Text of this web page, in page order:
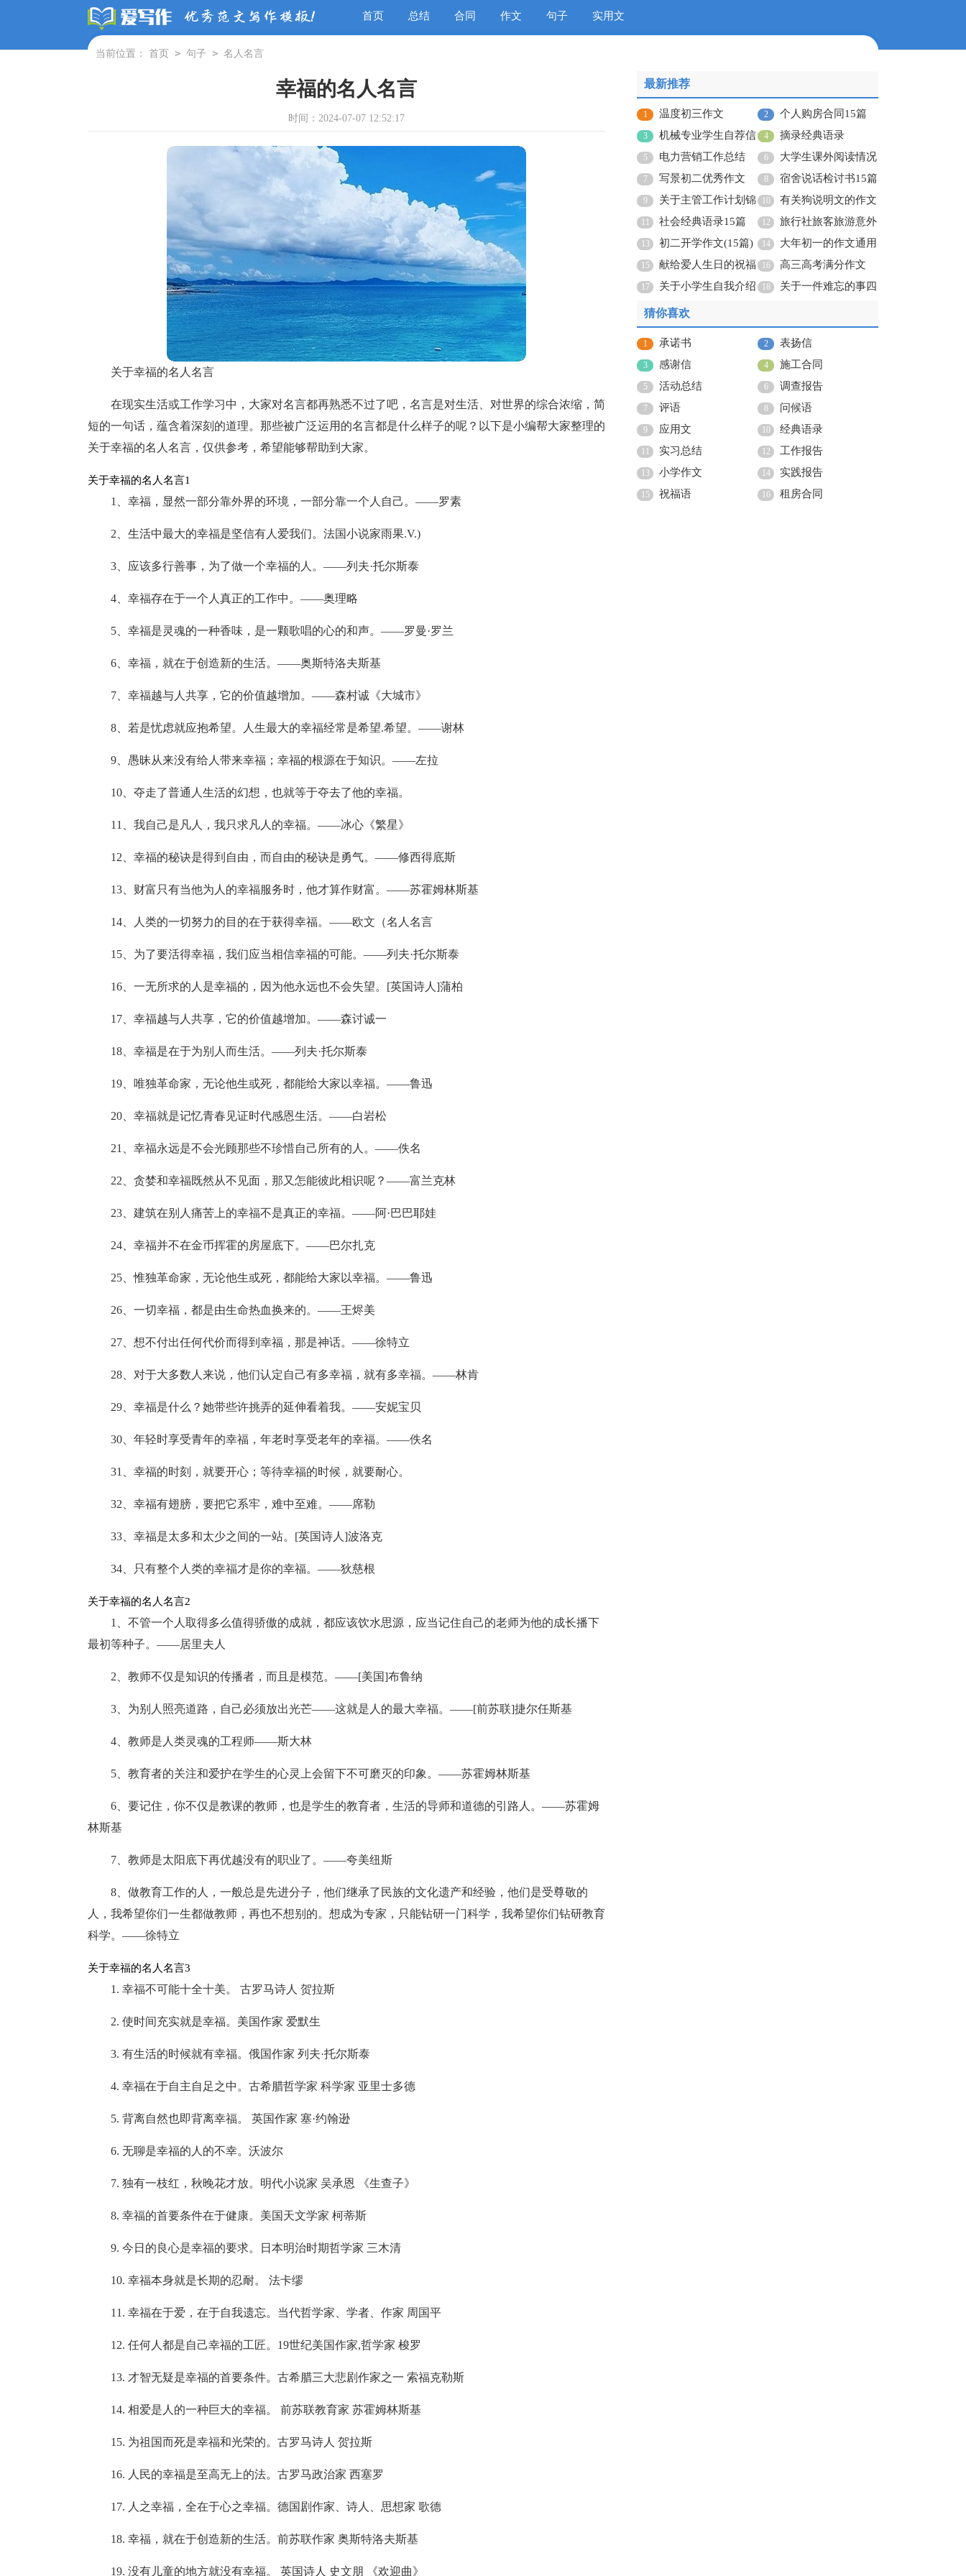
首页 总结 合同 作文 句子 实用文
当前位置： 首页 > 句子 > 名人名言
幸福的名人名言
时间：2024-07-07 12:52:17
关于幸福的名人名言
在现实生活或工作学习中，大家对名言都再熟悉不过了吧，名言是对生活、对世界的综合浓缩，简
短的一句话，蕴含着深刻的道理。那些被广泛运用的名言都是什么样子的呢？以下是小编帮大家整理的
关于幸福的名人名言，仅供参考，希望能够帮助到大家。
关于幸福的名人名言1
1、幸福，显然一部分靠外界的环境，一部分靠一个人自己。——罗素
2、生活中最大的幸福是坚信有人爱我们。法国小说家雨果.V.)
3、应该多行善事，为了做一个幸福的人。——列夫·托尔斯泰
4、幸福存在于一个人真正的工作中。——奥理略
5、幸福是灵魂的一种香味，是一颗歌唱的心的和声。——罗曼·罗兰
6、幸福，就在于创造新的生活。——奥斯特洛夫斯基
7、幸福越与人共享，它的价值越增加。——森村诚《大城市》
8、若是忧虑就应抱希望。人生最大的幸福经常是希望.希望。——谢林
9、愚昧从来没有给人带来幸福；幸福的根源在于知识。——左拉
10、夺走了普通人生活的幻想，也就等于夺去了他的幸福。
11、我自己是凡人，我只求凡人的幸福。——冰心《繁星》
12、幸福的秘诀是得到自由，而自由的秘诀是勇气。——修西得底斯
13、财富只有当他为人的幸福服务时，他才算作财富。——苏霍姆林斯基
14、人类的一切努力的目的在于获得幸福。——欧文（名人名言
15、为了要活得幸福，我们应当相信幸福的可能。——列夫·托尔斯泰
16、一无所求的人是幸福的，因为他永远也不会失望。[英国诗人]蒲柏
17、幸福越与人共享，它的价值越增加。——森讨诚一
18、幸福是在于为别人而生活。——列夫·托尔斯泰
19、唯独革命家，无论他生或死，都能给大家以幸福。——鲁迅
20、幸福就是记忆青春见证时代感恩生活。——白岩松
21、幸福永远是不会光顾那些不珍惜自己所有的人。——佚名
22、贪婪和幸福既然从不见面，那又怎能彼此相识呢？——富兰克林
23、建筑在别人痛苦上的幸福不是真正的幸福。——阿·巴巴耶娃
24、幸福并不在金币挥霍的房屋底下。——巴尔扎克
25、惟独革命家，无论他生或死，都能给大家以幸福。——鲁迅
26、一切幸福，都是由生命热血换来的。——王烬美
27、想不付出任何代价而得到幸福，那是神话。——徐特立
28、对于大多数人来说，他们认定自己有多幸福，就有多幸福。——林肯
29、幸福是什么？她带些许挑弄的延伸看着我。——安妮宝贝
30、年轻时享受青年的幸福，年老时享受老年的幸福。——佚名
31、幸福的时刻，就要开心；等待幸福的时候，就要耐心。
32、幸福有翅膀，要把它系牢，难中至难。——席勒
33、幸福是太多和太少之间的一站。[英国诗人]波洛克
34、只有整个人类的幸福才是你的幸福。——狄慈根
关于幸福的名人名言2
1、不管一个人取得多么值得骄傲的成就，都应该饮水思源，应当记住自己的老师为他的成长播下
最初等种子。——居里夫人
2、教师不仅是知识的传播者，而且是模范。——[美国]布鲁纳
3、为别人照亮道路，自己必须放出光芒——这就是人的最大幸福。——[前苏联]捷尔任斯基
4、教师是人类灵魂的工程师——斯大林
5、教育者的关注和爱护在学生的心灵上会留下不可磨灭的印象。——苏霍姆林斯基
6、要记住，你不仅是教课的教师，也是学生的教育者，生活的导师和道德的引路人。——苏霍姆
林斯基
7、教师是太阳底下再优越没有的职业了。——夸美纽斯
8、做教育工作的人，一般总是先进分子，他们继承了民族的文化遗产和经验，他们是受尊敬的
人，我希望你们一生都做教师，再也不想别的。想成为专家，只能钻研一门科学，我希望你们钻研教育
科学。——徐特立
关于幸福的名人名言3
1. 幸福不可能十全十美。 古罗马诗人 贺拉斯
2. 使时间充实就是幸福。美国作家 爱默生
3. 有生活的时候就有幸福。俄国作家 列夫·托尔斯泰
4. 幸福在于自主自足之中。古希腊哲学家 科学家 亚里士多德
5. 背离自然也即背离幸福。 英国作家 塞·约翰逊
6. 无聊是幸福的人的不幸。沃波尔
7. 独有一枝红，秋晚花才放。明代小说家 吴承恩 《生查子》
8. 幸福的首要条件在于健康。美国天文学家 柯蒂斯
9. 今日的良心是幸福的要求。日本明治时期哲学家 三木清
10. 幸福本身就是长期的忍耐。 法卡缪
11. 幸福在于爱，在于自我遗忘。当代哲学家、学者、作家 周国平
12. 任何人都是自己幸福的工匠。19世纪美国作家,哲学家 梭罗
13. 才智无疑是幸福的首要条件。古希腊三大悲剧作家之一 索福克勒斯
14. 相爱是人的一种巨大的幸福。 前苏联教育家 苏霍姆林斯基
15. 为祖国而死是幸福和光荣的。古罗马诗人 贺拉斯
16. 人民的幸福是至高无上的法。古罗马政治家 西塞罗
17. 人之幸福，全在于心之幸福。德国剧作家、诗人、思想家 歌德
18. 幸福，就在于创造新的生活。前苏联作家 奥斯特洛夫斯基
19. 没有儿童的地方就没有幸福。 英国诗人 史文朋 《欢迎曲》
最新推荐
1 温度初三作文 2 个人购房合同15篇
3
机械专业学生自荐信
15篇
4 摘录经典语录
5 电力营销工作总结 6
大学生课外阅读情况
调查报告
7 写景初二优秀作文 8 宿舍说话检讨书15篇
9
关于主管工作计划锦
集六篇
10
有关狗说明文的作文
集锦10篇
11 社会经典语录15篇 12
旅行社旅客旅游意外
保险合同
13 初二开学作文(15篇) 14
大年初一的作文通用
15篇
15
献给爱人生日的祝福
语
16 高三高考满分作文
17
关于小学生自我介绍
作文
18
关于一件难忘的事四
猜你喜欢
1 承诺书 2 表扬信
3 感谢信 4 施工合同
5 活动总结 6 调查报告
7 评语 8 问候语
9 应用文 10 经典语录
11 实习总结 12 工作报告
13 小学作文 14 实践报告
15 祝福语 16 租房合同